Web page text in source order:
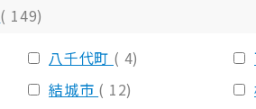
( 149)
八千代町 ( 4)
結城市 ( 12)